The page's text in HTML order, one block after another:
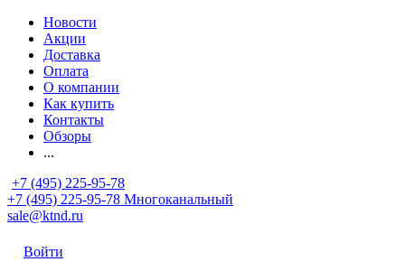
Новости
Акции
Доставка
Оплата
О компании
Как купить
Контакты
Обзоры
...
+7 (495) 225-95-78
+7 (495) 225-95-78 Многоканальный
sale@ktnd.ru
Войти